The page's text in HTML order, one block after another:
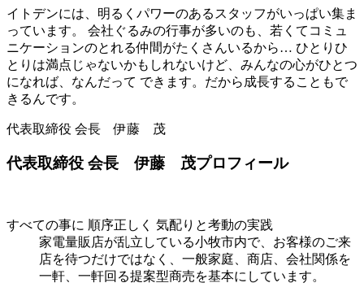
イトデンには、明るくパワーのあるスタッフがいっぱい集ま
っています。 会社ぐるみの行事が多いのも、若くてコミュ
ニケーションのとれる仲間がたくさんいるから… ひとりひ
とりは満点じゃないかもしれないけど、みんなの心がひとつ
になれば、なんだって できます。だから成長することもで
きるんです。
代表取締役 会長 伊藤 茂
代表取締役 会長 伊藤 茂プロフィール
すべての事に 順序正しく 気配りと考動の実践
家電量販店が乱立している小牧市内で、お客様のご来
店を待つだけではなく、一般家庭、商店、会社関係を
一軒、一軒回る提案型商売を基本にしています。